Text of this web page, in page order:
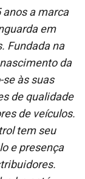
a marca
em
Fundada na
da
às suas
de qualidade
de veículos.
tem seu
e presença